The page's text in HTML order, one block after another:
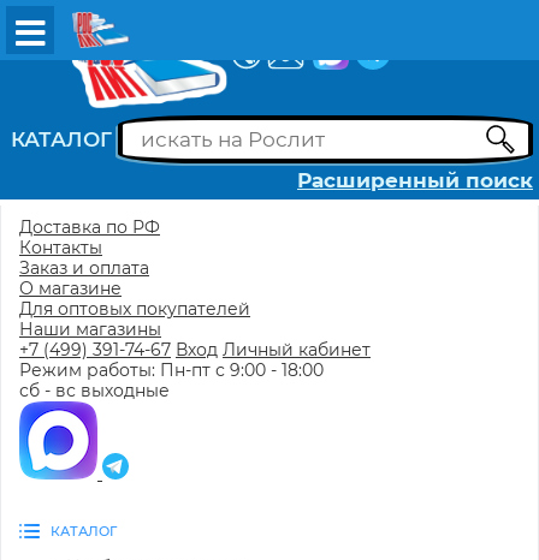
КАТАЛОГ
Расширенный поиск
Доставка по РФ
Контакты
Заказ и оплата
О магазине
Для оптовых покупателей
Наши магазины
+7 (499) 391-74-67 Вход Личный кабинет
Режим работы: Пн-пт с 9:00 - 18:00
сб - вс выходные
КАТАЛОГ